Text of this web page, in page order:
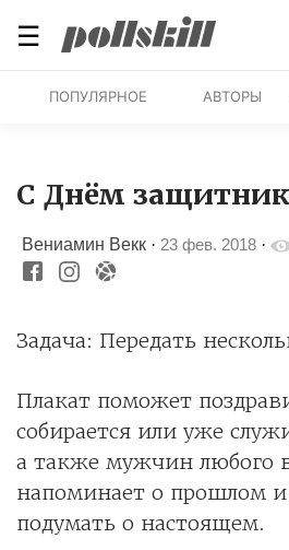
☰
ПОПУЛЯРНОЕ АВТОРЫ
C Днём
Вениамин Векк · 23 фев. 2018 ·
Задача: Передать
Плакат поможет
собирается или уже
а также мужчин любого
напоминает о прошлом и
подумать о настоящем.